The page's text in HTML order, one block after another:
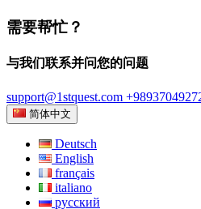
需要帮忙？
与我们联系并问您的问题
support@1stquest.com
简体中文
Deutsch
English
français
italiano
русский